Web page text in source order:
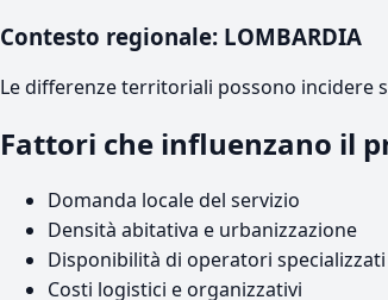
Contesto regionale: LOMBARDIA
Le differenze territoriali possono incidere
Fattori che influenzano il
Domanda locale del servizio
Densità abitativa e urbanizzazione
Disponibilità di operatori specializzati
Costi logistici e organizzativi